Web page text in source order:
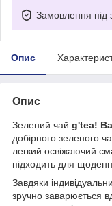
Замовлення під
Опис
Опис
Зелений чай g'tea!
добірного зеленого
легкий освіжаючий
підходить для
Завдяки
зручно заварюється